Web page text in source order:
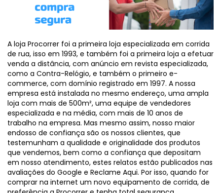
A loja Procorrer foi a primeira loja especializada em corrida
de rua, isso em 1993, e também foi a primeira loja a efetuar
venda a distância, com anúncio em revista especializada,
como a Contra-Relógio, e também o primeiro e-
commerce, com domínio registrado em 1997. A nossa
empresa está instalada no mesmo endereço, uma ampla
loja com mais de 500m², uma equipe de vendedores
especializada e na média, com mais de 10 anos de
trabalho na empresa. Mas mesmo assim, nosso maior
endosso de confiança são os nossos clientes, que
testemunham a qualidade e originalidade dos produtos
que vendemos, bem como a confiança que depositam
em nosso atendimento, estes relatos estão publicados nas
avaliações do Google e Reclame Aqui. Por isso, quando for
comprar na internet um novo equipamento de corrida, de